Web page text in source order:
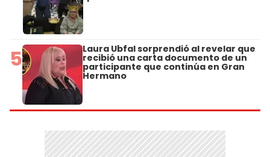
5 Laura Ubfal sorprendió al revelar que
recibió una carta documento de un
participante que continúa en Gran
Hermano